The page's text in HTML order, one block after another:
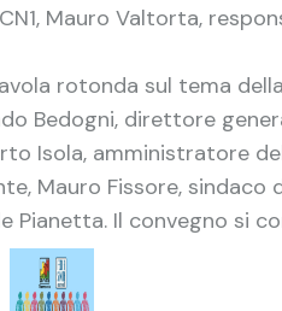
Mauro Valtorta,
rotonda sul tema
Bedogni, direttore
Isola, amministratore
Mauro Fissore,
Pianetta. Il convegno si